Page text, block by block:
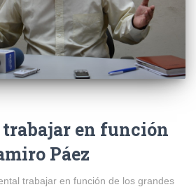
trabajar en función
Páez
trabajar en función de los grandes